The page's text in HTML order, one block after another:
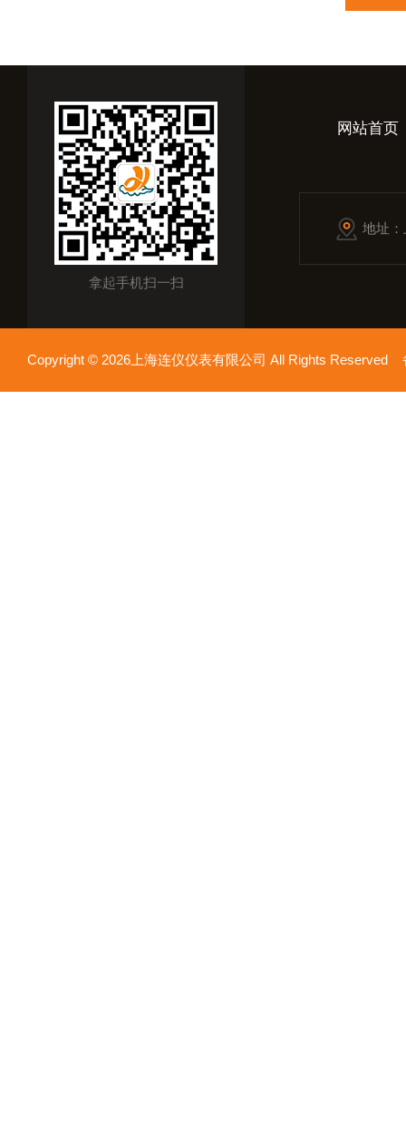
拿起手机扫一扫
网站首页
地址
Copyright © 2026上海连仪仪表有限公司 All Rights Reserved